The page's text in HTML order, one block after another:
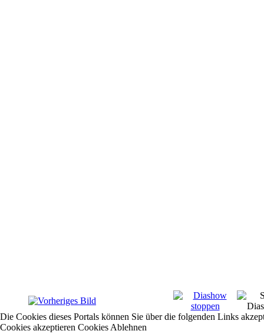
Die Cookies dieses Portals können Sie über die folgenden Links
Cookies akzeptieren Cookies Ablehnen